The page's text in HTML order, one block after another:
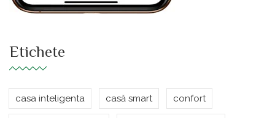
Etichete
casa inteligenta casă smart confort